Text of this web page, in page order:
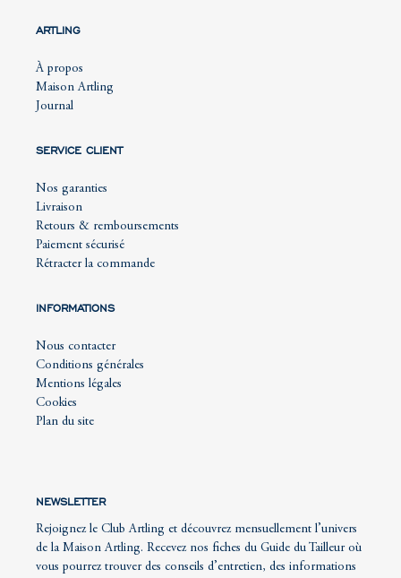
ARTLING
À propos
Maison Artling
Journal
SERVICE CLIENT
Nos garanties
Livraison
Retours & remboursements
Paiement sécurisé
Rétracter la commande
INFORMATIONS
Nous contacter
Conditions générales
Mentions légales
Cookies
Plan du site
NEWSLETTER
Rejoignez le Club Artling et découvrez mensuellement l’univers
de la Maison Artling. Recevez nos fiches du Guide du Tailleur où
vous pourrez trouver des conseils d’entretien, des informations